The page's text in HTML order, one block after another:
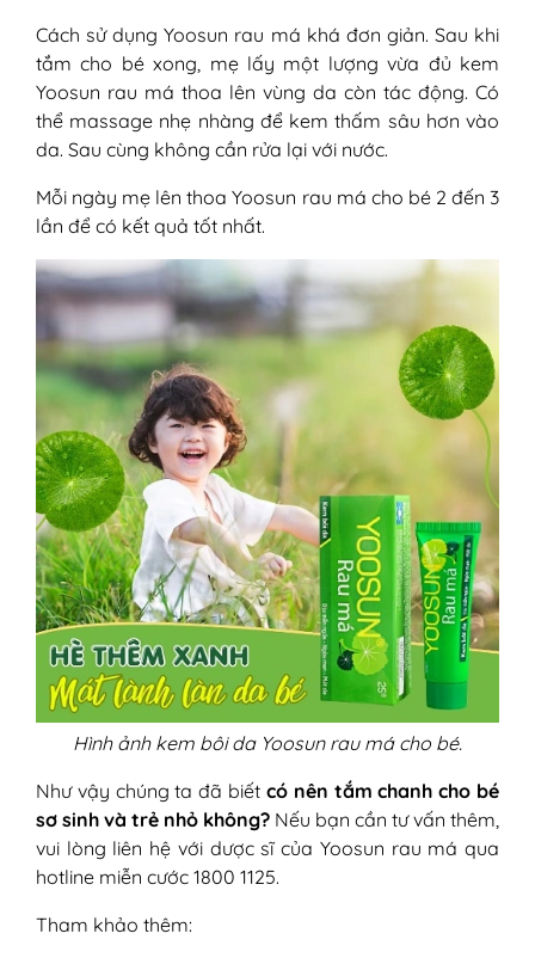
Cách sử dụng Yoosun rau má khá đơn giản. Sau khi
tắm cho bé xong, mẹ lấy một lượng vừa đủ kem
Yoosun rau má thoa lên vùng da còn tác động. Có
thể massage nhẹ nhàng để kem thấm sâu hơn vào
da. Sau cùng không cần rửa lại với nước.
Mỗi ngày mẹ lên thoa Yoosun rau má cho bé 2 đến 3
lần để có kết quả tốt nhất.
Hình ảnh kem bôi da Yoosun rau má cho bé.
Như vậy chúng ta đã biết có nên tắm chanh cho bé
sơ sinh và trẻ nhỏ không? Nếu bạn cần tư vấn thêm,
vui lòng liên hệ với dược sĩ của Yoosun rau má qua
hotline miễn cước 1800 1125.
Tham khảo thêm: